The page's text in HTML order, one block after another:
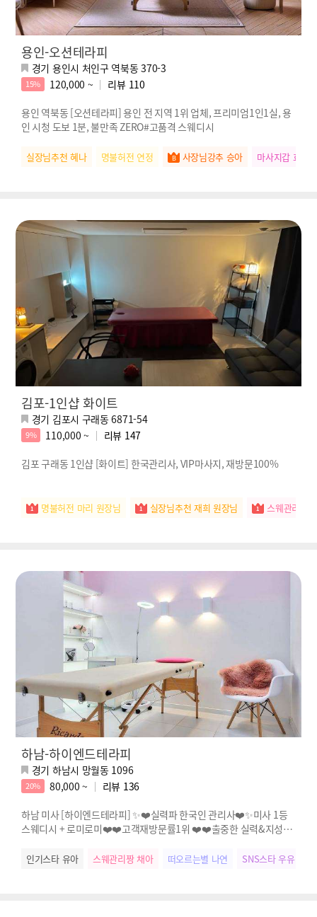
용인-오션테라피
경기 용인시 처인구 역북동 370-3
15% 120,000 ~ 리뷰 110
용인 역북동 [오션테라피] 용인 전 지역 1위 업체, 프리미엄1인1실, 용
인 시청 도보 1분, 불만족 ZERO#고품격 스웨디시
실장님추천 혜나 명불허전 연정 사장님강추 승아 마사지갑 효리
김포-1인샵 화이트
경기 김포시 구래동 6871-54
9% 110,000 ~ 리뷰 147
김포 구래동 1인샵 [화이트] 한국관리사, VIP마사지, 재방문100%
명불허전 마리 원장님 실장님추천 재희 원장님 스웨관리짱
하남-하이엔드테라피
경기 하남시 망월동 1096
20% 80,000 ~ 리뷰 136
하남 미사 [하이엔드테라피] ✨❤️실력파 한국인 관리사❤️✨미사 1등
스웨디시 + 로미로미❤️❤️고객재방문률1위 ❤️❤️출중한 실력&지성✨
인기스타 유아 스웨관리짱 채아 떠오르는별 나연 SNS스타 우유